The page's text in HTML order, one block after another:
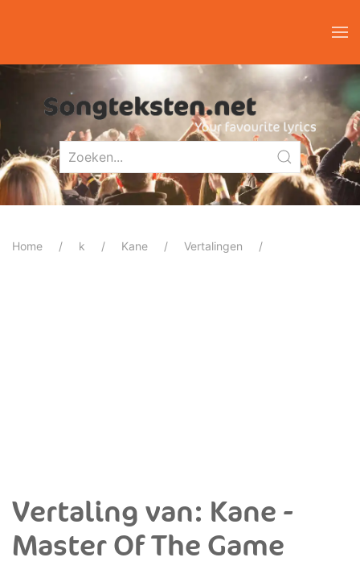
Home k Kane Vertalingen
Vertaling van: Kane -
Master Of The Game